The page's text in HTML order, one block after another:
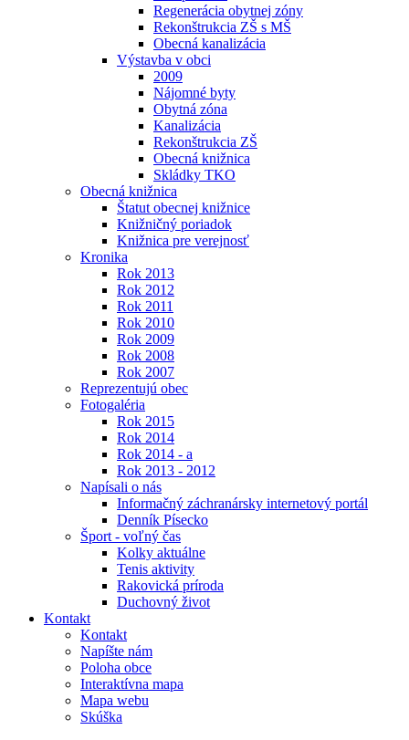
Regenerácia obytnej zóny
Rekonštrukcia ZŠ s MŠ
Obecná kanalizácia
Výstavba v obci
2009
Nájomné byty
Obytná zóna
Kanalizácia
Rekonštrukcia ZŠ
Obecná knižnica
Skládky TKO
Obecná knižnica
Štatut obecnej knižnice
Knižničný poriadok
Knižnica pre verejnosť
Kronika
Rok 2013
Rok 2012
Rok 2011
Rok 2010
Rok 2009
Rok 2008
Rok 2007
Reprezentujú obec
Fotogaléria
Rok 2015
Rok 2014
Rok 2014 - a
Rok 2013 - 2012
Napísali o nás
Informačný záchranársky internetový portál
Denník Písecko
Šport - voľný čas
Kolky aktuálne
Tenis aktivity
Rakovická príroda
Duchovný život
Kontakt
Kontakt
Napíšte nám
Poloha obce
Interaktívna mapa
Mapa webu
Skúška